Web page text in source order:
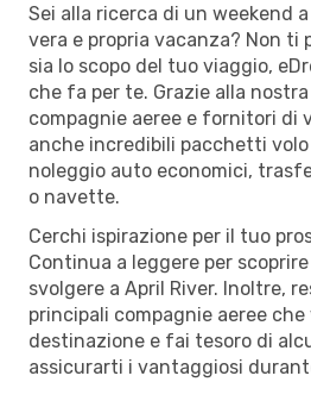
Sei alla ricerca di un weekend
vera e propria vacanza? Non ti
sia lo scopo del tuo viaggio,
che fa per te. Grazie alla
compagnie aeree e fornitori di
anche incredibili pacchetti
noleggio auto economici,
o navette.
Cerchi ispirazione per il tuo
Continua a leggere per
svolgere a April River. Inoltre,
principali compagnie aeree
destinazione e fai tesoro di
assicurarti i vantaggiosi